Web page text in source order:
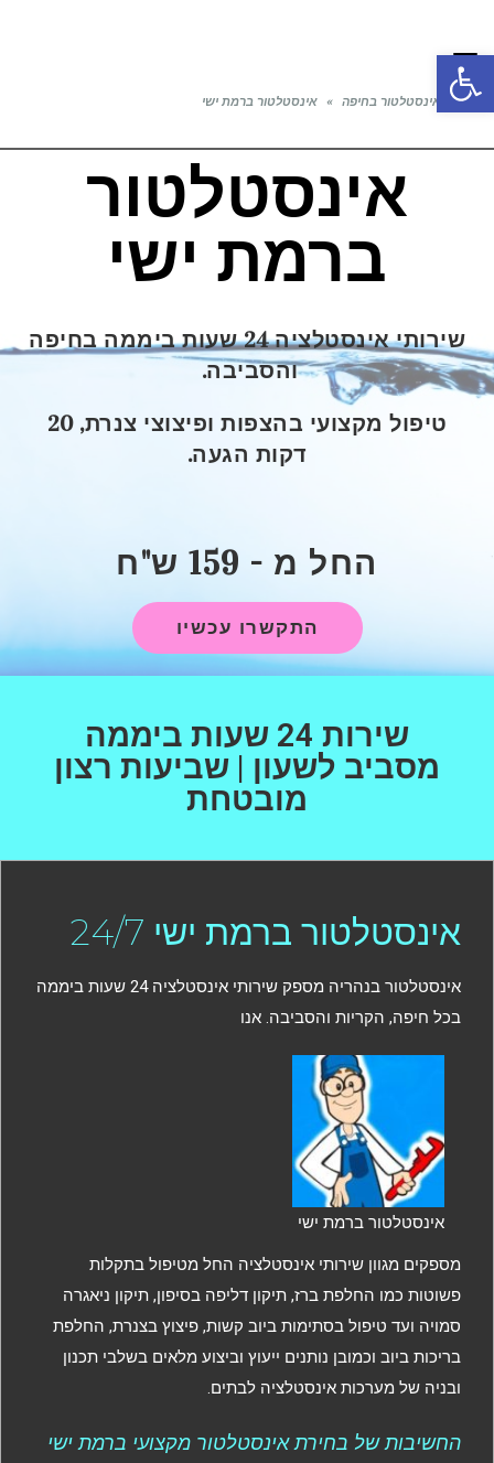
פתח סרגל נגישות
תפריט
ראשי » אינסטלטור בחיפה » אינסטלטור ברמת ישי
אינסטלטור
ברמת ישי
שירותי אינסטלציה 24 שעות ביממה בחיפה
והסביבה.
טיפול מקצועי בהצפות ופיצוצי צנרת, 20
דקות הגעה.
החל מ - 159 ש"ח
התקשרו עכשיו
שירות 24 שעות ביממה
מסביב לשעון | שביעות רצון
מובטחת
אינסטלטור ברמת ישי 24/7
אינסטלטור בנהריה מספק שירותי אינסטלציה 24 שעות ביממה
בכל חיפה, הקריות והסביבה. אנו
אינסטלטור ברמת ישי
מספקים מגוון שירותי אינסטלציה החל מטיפול בתקלות
פשוטות כמו החלפת ברז, תיקון דליפה בסיפון, תיקון ניאגרה
סמויה ועד טיפול בסתימות ביוב קשות, פיצוץ בצנרת, החלפת
בריכות ביוב וכמובן נותנים ייעוץ וביצוע מלאים בשלבי תכנון
ובניה של מערכות אינסטלציה לבתים.
החשיבות של בחירת אינסטלטור מקצועי ברמת ישי